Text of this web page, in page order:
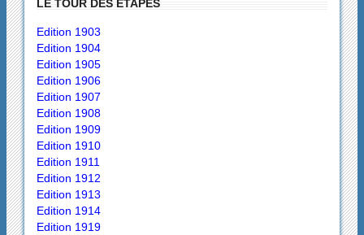
LE TOUR DES ÉTAPES
Edition 1903
Edition 1904
Edition 1905
Edition 1906
Edition 1907
Edition 1908
Edition 1909
Edition 1910
Edition 1911
Edition 1912
Edition 1913
Edition 1914
Edition 1919